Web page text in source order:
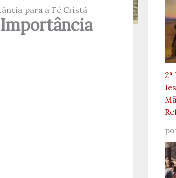
para a Fé Cristã
Importância